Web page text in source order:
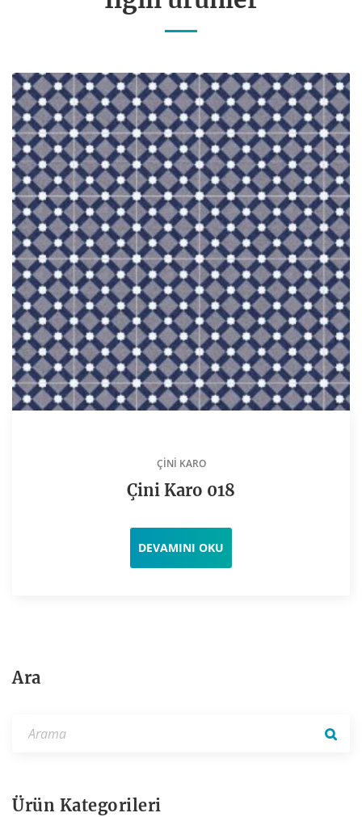
ÇINI KARO
Çini Karo 018
DEVAMINI OKU
Ara
Ürün Kategorileri